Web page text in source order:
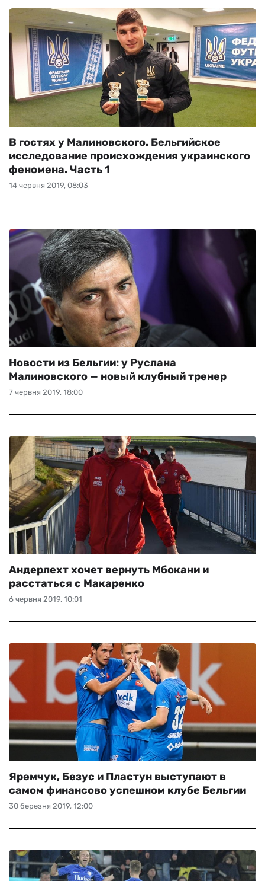
14 червня 2019, 08:03
В гостях у Малиновского. Бельгийское
исследование происхождения украинского
феномена. Часть 1
7 червня 2019, 18:00
Новости из Бельгии: у Руслана
Малиновского — новый клубный тренер
6 червня 2019, 10:01
Андерлехт хочет вернуть Мбокани и
расстаться с Макаренко
30 березня 2019, 12:00
Яремчук, Безус и Пластун выступают в
самом финансово успешном клубе Бельгии